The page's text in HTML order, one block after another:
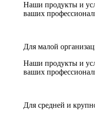
Наши продукты и
ваших
Для малой
Наши продукты и
ваших
Для средней и